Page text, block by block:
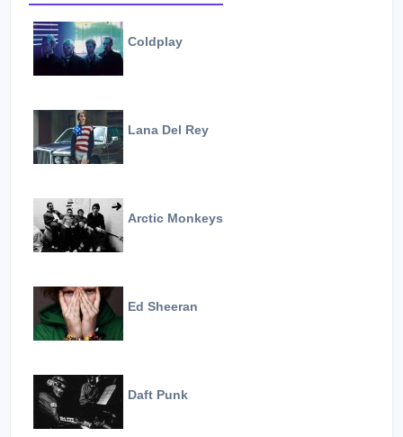
Coldplay
Lana Del Rey
Arctic Monkeys
Ed Sheeran
Daft Punk